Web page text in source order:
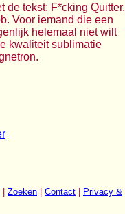
de tekst: F*cking Quitter.
Voor iemand die een
helemaal niet wilt
kwaliteit sublimatie
Zoeken Contact
Privacy &